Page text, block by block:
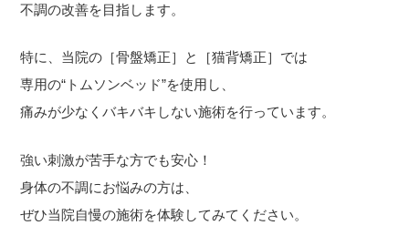
不調の改善を目指します。
特に、当院の［骨盤矯正］と［猫背矯正］では
専用の“トムソンベッド”を使用し、
痛みが少なくバキバキしない施術を行っています。
強い刺激が苦手な方でも安心！
身体の不調にお悩みの方は、
ぜひ当院自慢の施術を体験してみてください。